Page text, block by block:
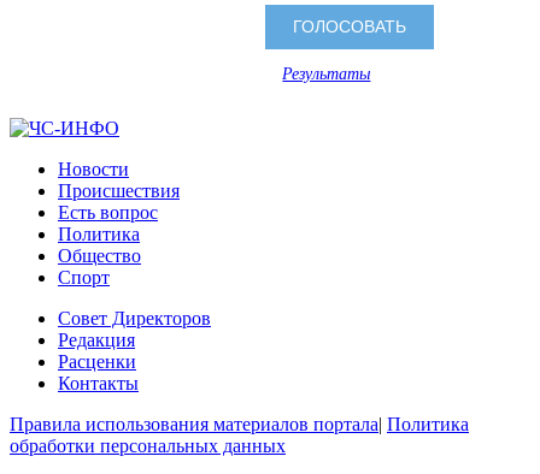
Результаты
Новости
Происшествия
Есть вопрос
Политика
Общество
Спорт
Совет Директоров
Редакция
Расценки
Контакты
Правила использования материалов портала| Политика
обработки персональных данных